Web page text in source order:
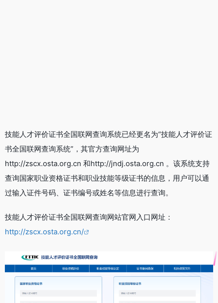
技能人才评价证书全国联网查询系统已经更名为“技能人才评价证
书全国联网查询系统”，其官方查询网址为
http://zscx.osta.org.cn 和http://jndj.osta.org.cn 。该系统支持
查询国家职业资格证书和职业技能等级证书的信息，用户可以通
过输入证件号码、证书编号或姓名等信息进行查询。
技能人才评价证书全国联网查询网站官网入口网址：
http://zscx.osta.org.cn/